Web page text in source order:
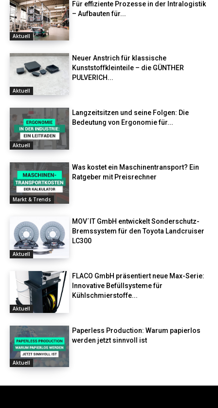
Aktuell
Für effiziente Prozesse in der Intralogistik
– Aufbauten für...
Aktuell
Neuer Anstrich für klassische
Kunststoffkleinteile – die GÜNTHER
PULVERICH...
Aktuell
Langzeitsitzen und seine Folgen: Die
Bedeutung von Ergonomie für...
Markt & Trends
Was kostet ein Maschinentransport? Ein
Ratgeber mit Preisrechner
Aktuell
MOV´IT GmbH entwickelt Sonderschutz-
Bremssystem für den Toyota Landcruiser
LC300
Aktuell
FLACO GmbH präsentiert neue Max-Serie:
Innovative Befüllsysteme für
Kühlschmierstoffe...
Aktuell
Paperless Production: Warum papierlos
werden jetzt sinnvoll ist